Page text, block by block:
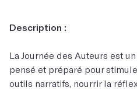
Description :
La Journée des Auteurs est
pensé et préparé pour
outils narratifs, nourrir la